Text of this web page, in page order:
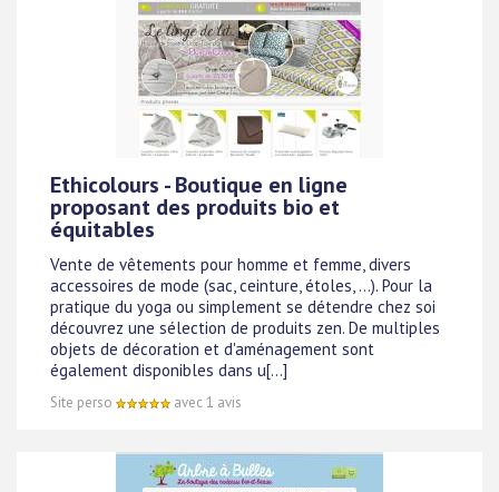
Ethicolours - Boutique en ligne
proposant des produits bio et
équitables
Vente de vêtements pour homme et femme, divers
accessoires de mode (sac, ceinture, étoles, ...). Pour la
pratique du yoga ou simplement se détendre chez soi
découvrez une sélection de produits zen. De multiples
objets de décoration et d'aménagement sont
également disponibles dans u[...]
Site perso avec 1 avis